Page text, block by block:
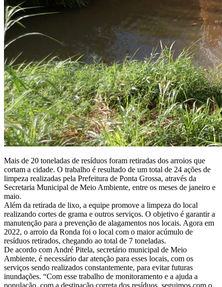
Mais de 20 toneladas de resíduos foram retiradas dos arroios que
cortam a cidade. O trabalho é resultado de um total de 24 ações de
limpeza realizadas pela Prefeitura de Ponta Grossa, através da
Secretaria Municipal de Meio Ambiente, entre os meses de janeiro e
maio.
Além da retirada de lixo, a equipe promove a limpeza do local
realizando cortes de grama e outros serviços. O objetivo é garantir a
manutenção para a prevenção de alagamentos nos locais. Agora em
2022, o arroio da Ronda foi o local com o maior acúmulo de
resíduos retirados, chegando ao total de 7 toneladas.
De acordo com André Pitela, secretário municipal de Meio
Ambiente, é necessário dar atenção para esses locais, com os
serviços sendo realizados constantemente, para evitar futuras
inundações. “Com esse trabalho de monitoramento e a ajuda a
população, com a destinação correta dos resíduos, seguimos com o